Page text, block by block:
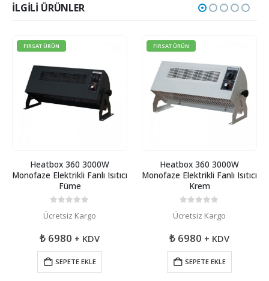
İLGILI ÜRÜNLER
FIRSAT ÜRÜN
Heatbox 360 3000W
Monofaze Elektrikli Fanlı Isıtıcı
Füme
Ücretsiz Kargo
₺ 6980 + KDV
SEPETE EKLE
FIRSAT ÜRÜN
Heatbox 360 3000W
Monofaze Elektrikli Fanlı Isıtıcı
Krem
Ücretsiz Kargo
₺ 6980 + KDV
SEPETE EKLE